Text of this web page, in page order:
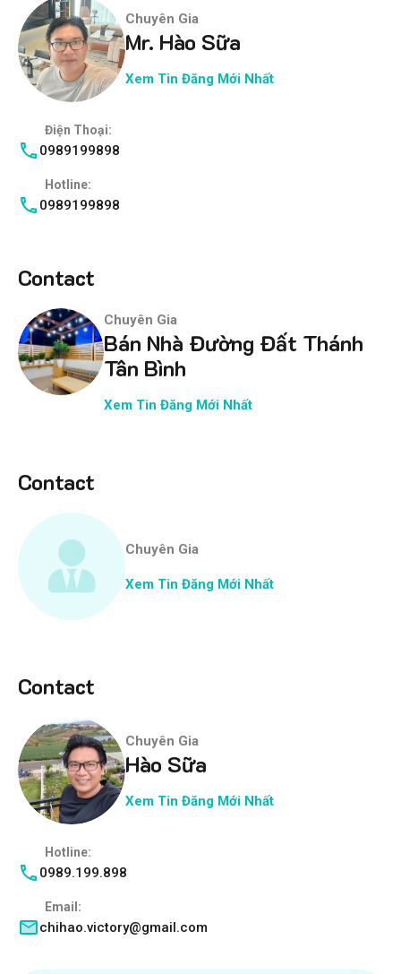
Chuyên Gia
Mr. Hào Sữa
Xem Tin Đăng Mới Nhất
Điện Thoại:
0989199898
Hotline:
0989199898
Contact
Chuyên Gia
Bán Nhà Đường Đất Thánh
Tân Bình
Xem Tin Đăng Mới Nhất
Contact
Chuyên Gia
Xem Tin Đăng Mới Nhất
Contact
Chuyên Gia
Hào Sữa
Xem Tin Đăng Mới Nhất
Hotline:
0989.199.898
Email:
chihao.victory@gmail.com